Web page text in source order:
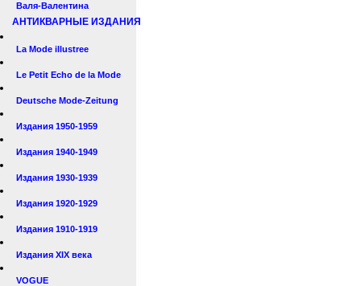
Валя-Валентина
АНТИКВАРНЫЕ ИЗДАНИЯ
La Mode illustree
Le Petit Echo de la Mode
Deutsche Mode-Zeitung
Издания 1950-1959
Издания 1940-1949
Издания 1930-1939
Издания 1920-1929
Издания 1910-1919
Издания XIX века
VOGUE